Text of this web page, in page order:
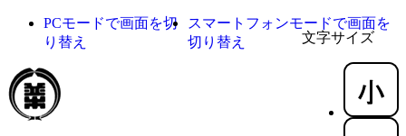
文字サイズ
PCモードで画面を切
り替え
スマートフォンモードで画面を
切り替え